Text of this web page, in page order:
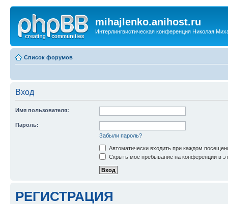
mihajlenko.anihost.ru
Интерлингвистическая конференция Николая
Список форумов
Вход
Имя пользователя:
Пароль:
Забыли пароль?
Автоматически входить при каждом
Скрыть моё пребывание на конференции в
РЕГИСТРАЦИЯ